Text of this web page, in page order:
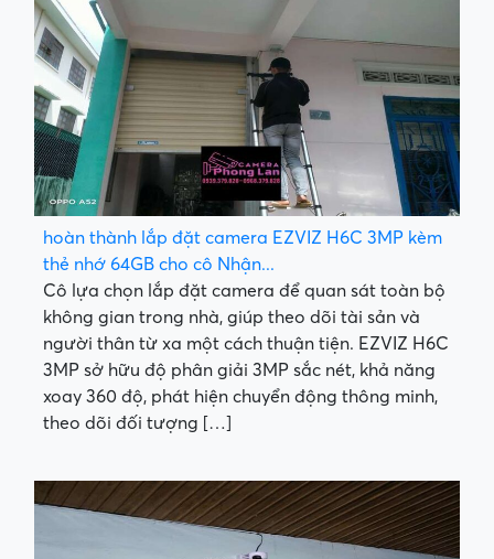
hoàn thành lắp đặt camera EZVIZ H6C 3MP kèm
thẻ nhớ 64GB cho cô Nhận...
Cô lựa chọn lắp đặt camera để quan sát toàn bộ
không gian trong nhà, giúp theo dõi tài sản và
người thân từ xa một cách thuận tiện. EZVIZ H6C
3MP sở hữu độ phân giải 3MP sắc nét, khả năng
xoay 360 độ, phát hiện chuyển động thông minh,
theo dõi đối tượng […]